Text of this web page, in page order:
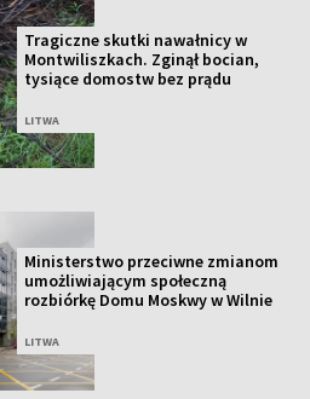
Tragiczne skutki nawałnicy w
Montwiliszkach. Zginął bocian,
tysiące domostw bez prądu
LITWA
Ministerstwo przeciwne zmianom
umożliwiającym społeczną
rozbiórkę Domu Moskwy w Wilnie
LITWA